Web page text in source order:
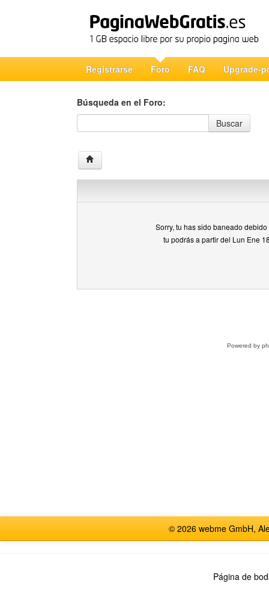
Registrarse Foro FAQ Upgrade-
Búsqueda en el Foro:
Búsqueda en el Foro
Buscar
Sorry, tu has sido baneado
tu podrás a partir del Lun Ene
Powered by
© 2026 webme GmbH,
Página de